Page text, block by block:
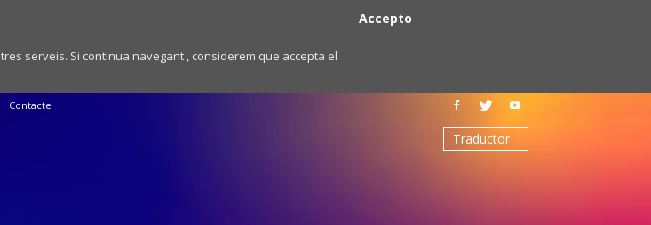
serveis. Si continua navegant , considerem que accepta el
Accepto
Contacte